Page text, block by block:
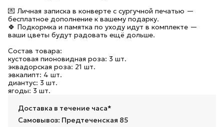
💌 Личная записка в конверте с сургучной печатью —
бесплатное дополнение к вашему подарку.
🍀 Подкормка и памятка по уходу идут в комплекте —
ваши цветы будут радовать ещё дольше.
Состав товара:
кустовая пионовидная роза: 3 шт.
эквадорская роза: 21 шт.
эвкалипт: 4 шт.
диантус: 3 шт.
ягоды: 3 шт.
Доставка в течение часа*
Самовывоз: Предтеченская 85